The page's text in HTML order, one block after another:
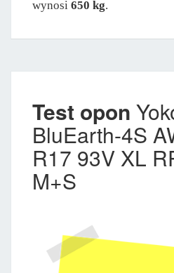
wynosi 650 kg.
Test opon
BluEarth-4S
R17 93V XL
M+S